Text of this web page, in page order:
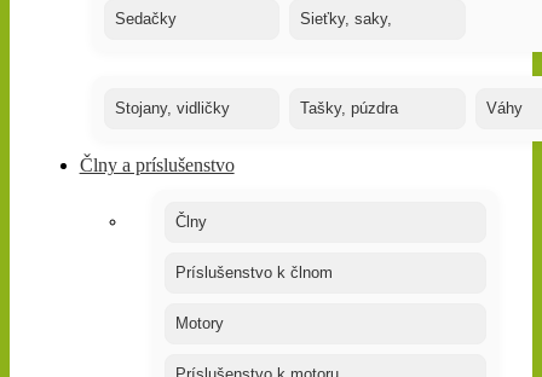
Sedačky Sieťky, saky,
Stojany, vidličky Tašky, púzdra Váhy
Člny a príslušenstvo
Člny
Príslušenstvo k člnom
Motory